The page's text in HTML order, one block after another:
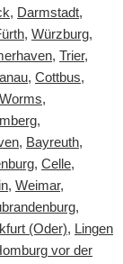
, Darmstadt,
, Würzburg,
, Trier,
, Cottbus,
Worms,
,
, Bayreuth,
, Celle,
, Weimar,
,
(Oder), Lingen
vor der